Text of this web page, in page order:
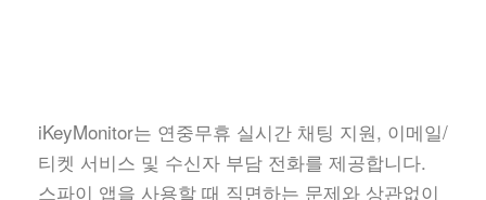
iKeyMonitor는 연중무휴 실시간 채팅 지원, 이메일/
티켓 서비스 및 수신자 부담 전화를 제공합니다.
스파이 앱을 사용할 때 직면하는 문제와 상관없이